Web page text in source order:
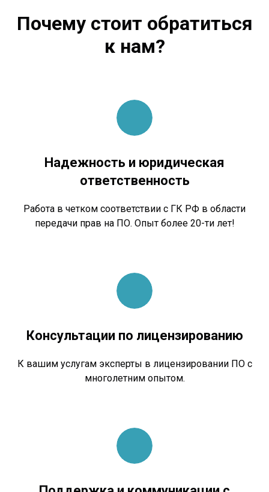
Почему стоит обратиться
к нам?
Надежность и юридическая
ответственность
Работа в четком соответствии с ГК РФ в области
передачи прав на ПО. Опыт более 20-ти лет!
Консультации по лицензированию
К вашим услугам эксперты в лицензировании ПО с
многолетним опытом.